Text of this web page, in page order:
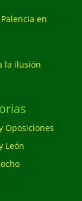
en
la ilusión
Oposiciones
León